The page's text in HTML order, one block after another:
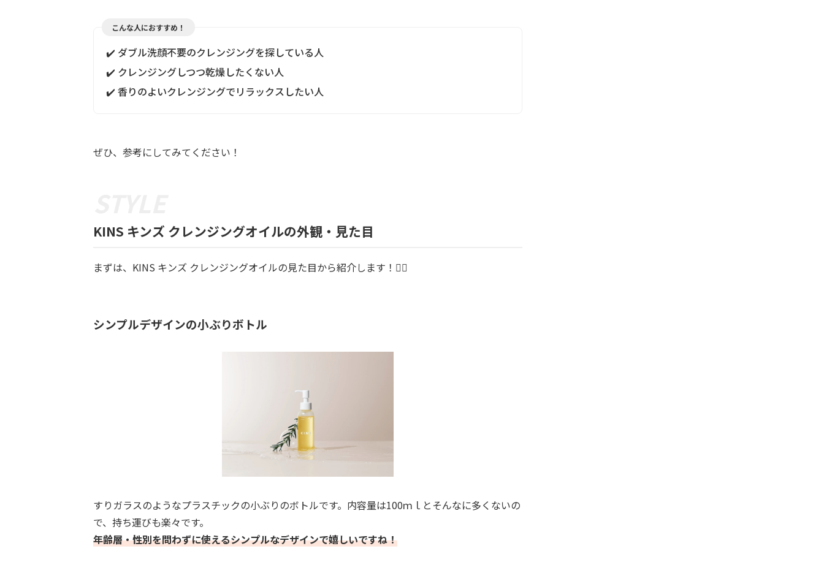
こんな人におすすめ！
✔️ ダブル洗顔不要のクレンジングを探している人
✔️ クレンジングしつつ乾燥したくない人
✔️ 香りのよいクレンジングでリラックスしたい人
ぜひ、参考にしてみてください！
KINS キンズ クレンジングオイルの外観・見た目
まずは、KINS キンズ クレンジングオイルの見た目から紹介します！💁‍♀️
シンプルデザインの小ぶりボトル
すりガラスのようなプラスチックの小ぶりのボトルです。内容量は100ｍｌとそんなに多くないの
で、持ち運びも楽々です。
年齢層・性別を問わずに使えるシンプルなデザインで嬉しいですね！